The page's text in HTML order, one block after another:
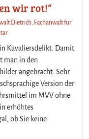
wir rot!“
Dietrich, Fachanwalt für
z
B
e
i
S
c
Kavaliersdelikt. Damit
man in den
angebracht: Sehr
Version der
im MVV ohne
erhöhtes
ob Sie keine